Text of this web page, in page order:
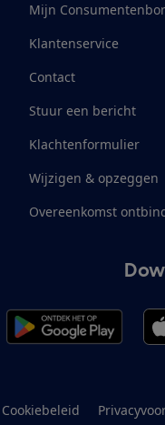
Mijn
Klantenservice
Contact
Stuur een bericht
Klachtenformulier
Wijzigen & opzeggen
Overeenkomst
Cookiebeleid